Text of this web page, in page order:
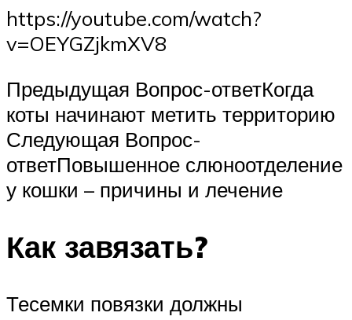
https://youtube.com/watch?
v=OEYGZjkmXV8
Предыдущая Вопрос-ответКогда
коты начинают метить территорию
Следующая Вопрос-
ответПовышенное слюноотделение
у кошки – причины и лечение
Как завязать?
Тесемки повязки должны